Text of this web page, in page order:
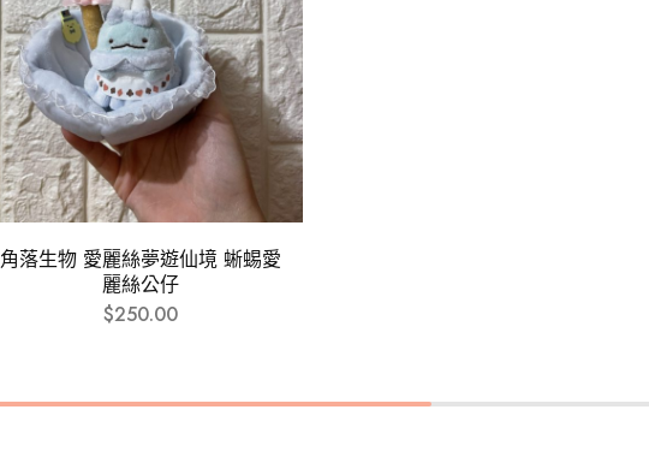
角落生物 愛麗絲夢遊仙境 蜥蜴愛
麗絲公仔
$250.00